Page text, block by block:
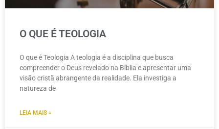
O QUE É TEOLOGIA
O que é Teologia A teologia é a disciplina que busca
compreender o Deus revelado na Bíblia e apresentar uma
visão cristã abrangente da realidade. Ela investiga a
natureza de
LEIA MAIS »